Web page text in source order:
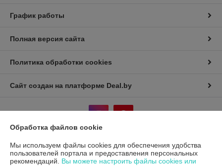
График работы
Полная версия сайта
Политика обработки cookies
Сайт создан на платформе Deal.by
Информация для покупателя
Обработка файлов cookie
Мы используем файлы cookies для обеспечения удобства
пользователей портала и предоставления персональных
рекомендаций. Вы можете настроить файлы cookies или